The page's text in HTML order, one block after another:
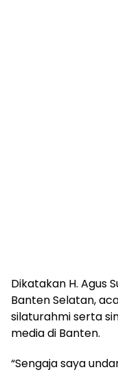
Dikatakan H. Agus
Banten Selatan,
silaturahmi serta
media di Banten.
“Sengaja saya